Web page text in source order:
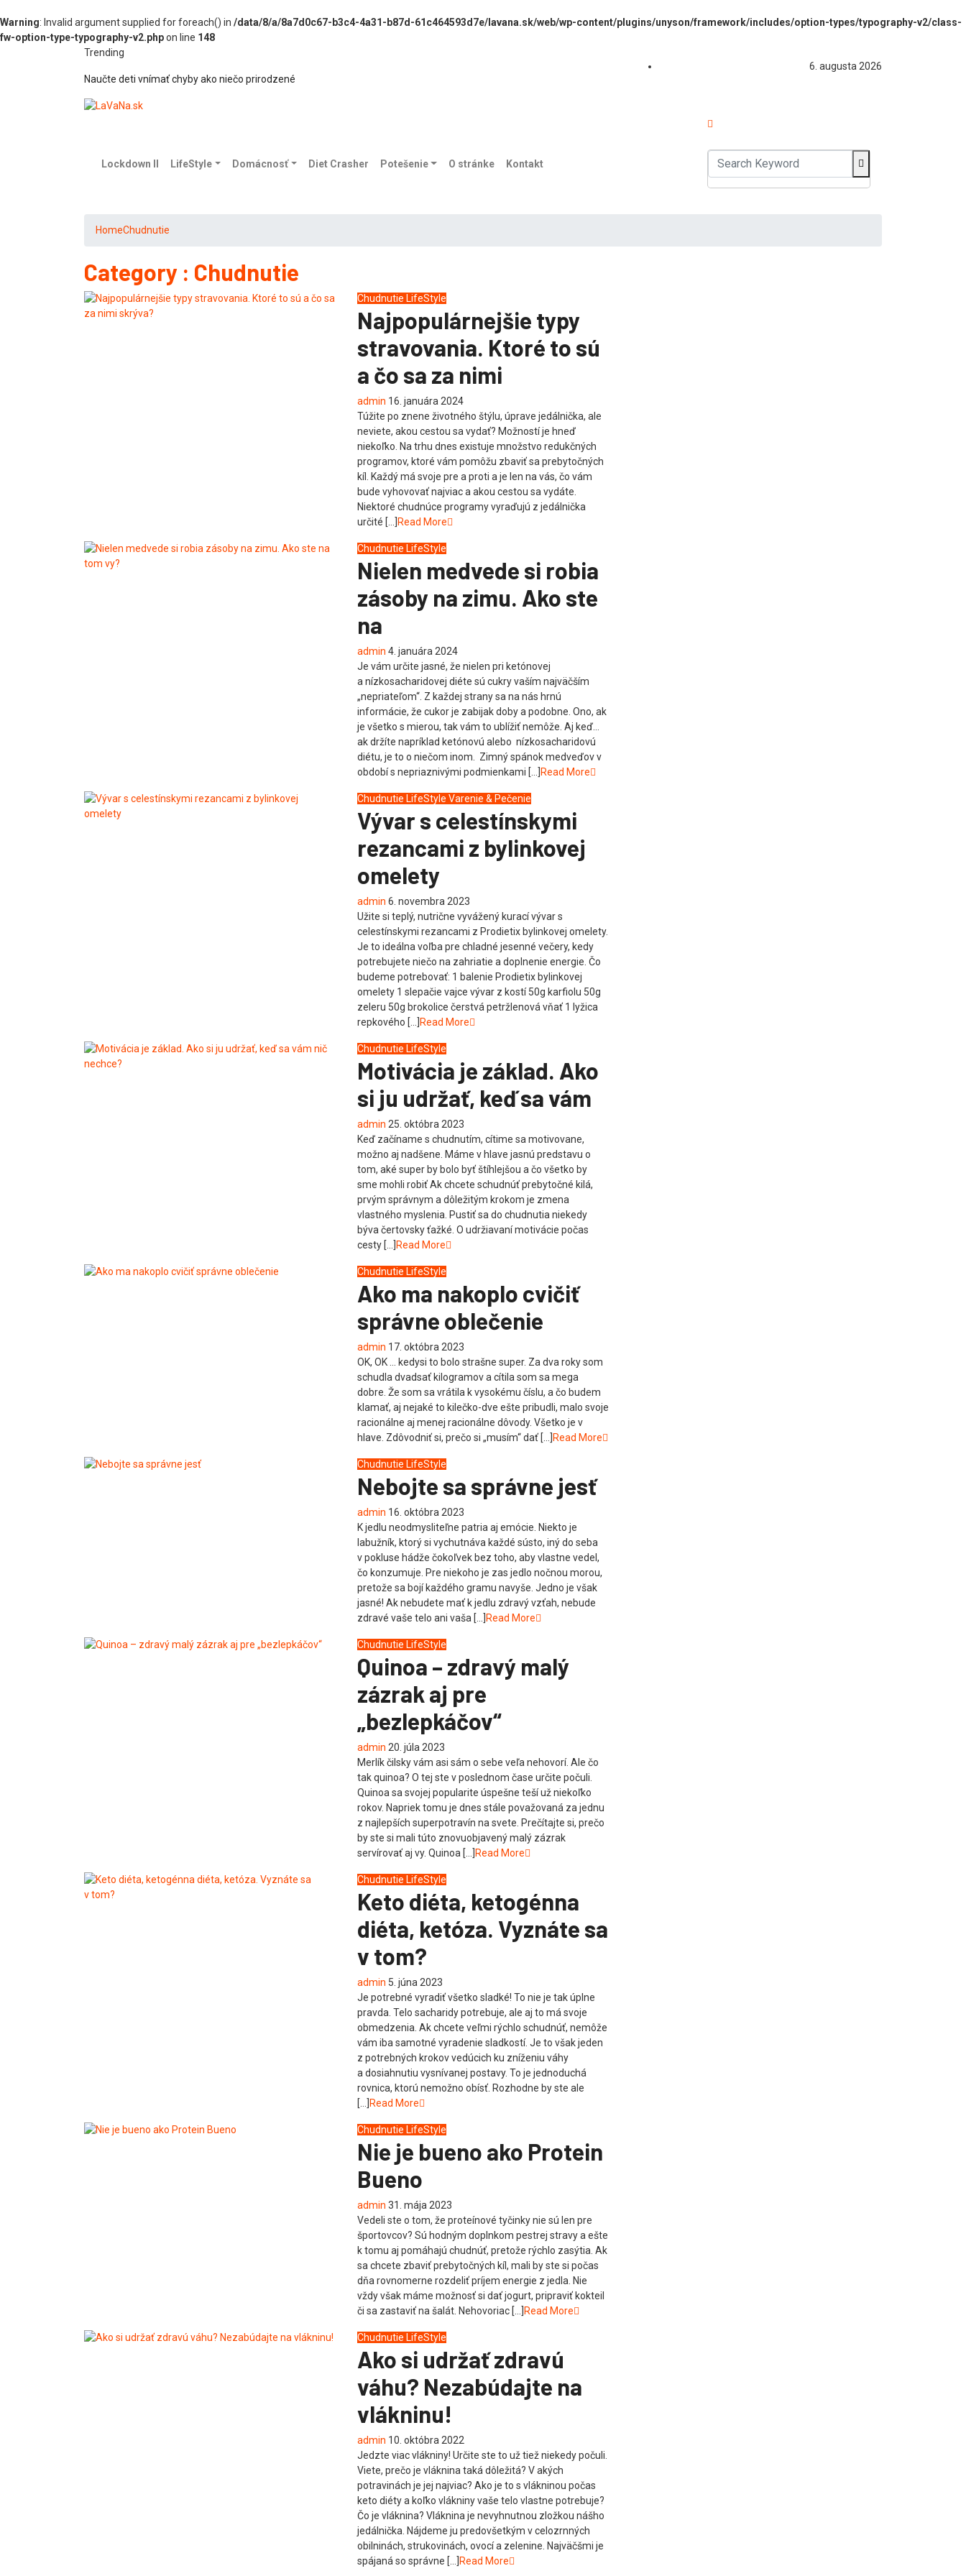
Warning: Invalid argument supplied for foreach() in /data/8/a/8a7d0c67-b3c4-4a31-b87d-61c464593d7e/lavana.sk/web/wp-content/plugins/unyson/framework/includes/option-types/typography-v2/class-
fw-option-type-typography-v2.phpon line 148
Trending
Naučte deti vnímať chyby ako niečo prirodzené
6. augusta 2026
Lockdown II LifeStyle Domácnosť Diet Crasher Potešenie O stránke Kontakt
HomeChudnutie
Category : Chudnutie
Chudnutie LifeStyle
Najpopulárnejšie typy
stravovania. Ktoré to sú
a čo sa za nimi
admin 16. januára 2024
Túžite po znene životného štýlu, úprave jedálnička, ale
neviete, akou cestou sa vydať? Možností je hneď
niekoľko. Na trhu dnes existuje množstvo redukčných
programov, ktoré vám pomôžu zbaviť sa prebytočných
kíl. Každý má svoje pre a proti a je len na vás, čo vám
bude vyhovovať najviac a akou cestou sa vydáte.
Niektoré chudnúce programy vyraďujú z jedálnička
určité […]
Read More
Chudnutie LifeStyle
Nielen medvede si robia
zásoby na zimu. Ako ste
na
admin 4. januára 2024
Je vám určite jasné, že nielen pri ketónovej
a nízkosacharidovej diéte sú cukry vaším najväčším
„nepriateľom“. Z každej strany sa na nás hrnú
informácie, že cukor je zabijak doby a podobne. Ono, ak
je všetko s mierou, tak vám to ublížiť nemôže. Aj keď…
ak držíte napríklad ketónovú alebo nízkosacharidovú
diétu, je to o niečom inom. Zimný spánok medveďov v
období s nepriaznivými podmienkami […]
Read More
Chudnutie LifeStyle Varenie & Pečenie
Vývar s celestínskymi
rezancami z bylinkovej
omelety
admin 6. novembra 2023
Užite si teplý, nutrične vyvážený kurací vývar s
celestínskymi rezancami z Prodietix bylinkovej omelety.
Je to ideálna voľba pre chladné jesenné večery, kedy
potrebujete niečo na zahriatie a doplnenie energie. Čo
budeme potrebovať: 1 balenie Prodietix bylinkovej
omelety 1 slepačie vajce vývar z kostí 50g karfiolu 50g
zeleru 50g brokolice čerstvá petržlenová vňať 1 lyžica
repkového […]
Read More
Chudnutie LifeStyle
Motivácia je základ. Ako
si ju udržať, keď sa vám
admin 25. októbra 2023
Keď začíname s chudnutím, cítime sa motivovane,
možno aj nadšene. Máme v hlave jasnú predstavu o
tom, aké super by bolo byť štíhlejšou a čo všetko by
sme mohli robiť Ak chcete schudnúť prebytočné kilá,
prvým správnym a dôležitým krokom je zmena
vlastného myslenia. Pustiť sa do chudnutia niekedy
býva čertovsky ťažké. O udržiavaní motivácie počas
cesty […]
Read More
Chudnutie LifeStyle
Ako ma nakoplo cvičiť
správne oblečenie
admin 17. októbra 2023
OK, OK … kedysi to bolo strašne super. Za dva roky som
schudla dvadsať kilogramov a cítila som sa mega
dobre. Že som sa vrátila k vysokému číslu, a čo budem
klamať, aj nejaké to kilečko-dve ešte pribudli, malo svoje
racionálne aj menej racionálne dôvody. Všetko je v
hlave. Zdôvodniť si, prečo si „musím“ dať […]
Read More
Chudnutie LifeStyle
Nebojte sa správne jesť
admin 16. októbra 2023
K jedlu neodmysliteľne patria aj emócie. Niekto je
labužník, ktorý si vychutnáva každé sústo, iný do seba
v pokluse hádže čokoľvek bez toho, aby vlastne vedel,
čo konzumuje. Pre niekoho je zas jedlo nočnou morou,
pretože sa bojí každého gramu navyše. Jedno je však
jasné! Ak nebudete mať k jedlu zdravý vzťah, nebude
zdravé vaše telo ani vaša […]
Read More
Chudnutie LifeStyle
Quinoa – zdravý malý
zázrak aj pre
„bezlepkáčov“
admin 20. júla 2023
Merlík čilsky vám asi sám o sebe veľa nehovorí. Ale čo
tak quinoa? O tej ste v poslednom čase určite počuli.
Quinoa sa svojej popularite úspešne teší už niekoľko
rokov. Napriek tomu je dnes stále považovaná za jednu
z najlepších superpotravín na svete. Prečítajte si, prečo
by ste si mali túto znovuobjavený malý zázrak
servírovať aj vy. Quinoa […]
Read More
Chudnutie LifeStyle
Keto diéta, ketogénna
diéta, ketóza. Vyznáte sa
v tom?
admin 5. júna 2023
Je potrebné vyradiť všetko sladké! To nie je tak úplne
pravda. Telo sacharidy potrebuje, ale aj to má svoje
obmedzenia. Ak chcete veľmi rýchlo schudnúť, nemôže
vám iba samotné vyradenie sladkostí. Je to však jeden
z potrebných krokov vedúcich ku zníženiu váhy
a dosiahnutiu vysnívanej postavy. To je jednoduchá
rovnica, ktorú nemožno obísť. Rozhodne by ste ale
[…]
Read More
Chudnutie LifeStyle
Nie je bueno ako Protein
Bueno
admin 31. mája 2023
Vedeli ste o tom, že proteínové tyčinky nie sú len pre
športovcov? Sú hodným doplnkom pestrej stravy a ešte
k tomu aj pomáhajú chudnúť, pretože rýchlo zasýtia. Ak
sa chcete zbaviť prebytočných kíl, mali by ste si počas
dňa rovnomerne rozdeliť príjem energie z jedla. Nie
vždy však máme možnosť si dať jogurt, pripraviť kokteil
či sa zastaviť na šalát. Nehovoriac […]
Read More
Chudnutie LifeStyle
Ako si udržať zdravú
váhu? Nezabúdajte na
vlákninu!
admin 10. októbra 2022
Jedzte viac vlákniny! Určite ste to už tiež niekedy počuli.
Viete, prečo je vláknina taká dôležitá? V akých
potravinách je jej najviac? Ako je to s vlákninou počas
keto diéty a koľko vlákniny vaše telo vlastne potrebuje?
Čo je vláknina? Vláknina je nevyhnutnou zložkou nášho
jedálnička. Nájdeme ju predovšetkým v celozrnných
obilninách, strukovinách, ovocí a zelenine. Najväčšmi je
spájaná so správne […]
Read More